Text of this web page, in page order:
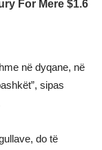
në dyqane, në
sipas
do të